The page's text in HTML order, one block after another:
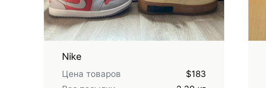
Nike
Цена товаров
$183